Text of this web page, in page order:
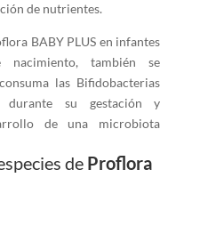
de nutrientes.
BABY PLUS en infantes
también se
las Bifidobacterias
durante su gestación y
de una microbiota
de Proflora